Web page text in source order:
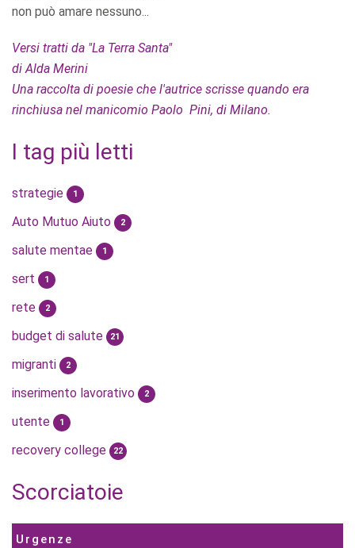
non può amare nessuno...
Versi tratti da "La Terra Santa"
di Alda Merini
Una raccolta di poesie che l'autrice scrisse quando era
rinchiusa nel manicomio Paolo Pini, di Milano.
I tag più letti
strategie 1
Auto Mutuo Aiuto 2
salute mentae 1
sert 1
rete 2
budget di salute 21
migranti 2
inserimento lavorativo 2
utente 1
recovery college 22
Scorciatoie
Urgenze